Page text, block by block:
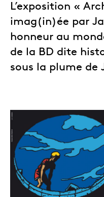
L’exposition «
imag(in)ée par
honneur au
de la BD dite
sous la plume de